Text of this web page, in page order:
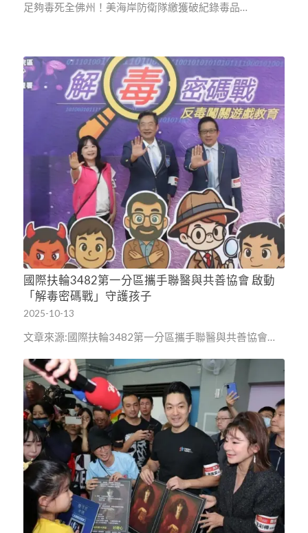
足夠毒死全佛州！美海岸防衛隊繳獲破紀錄毒品…
國際扶輪3482第一分區攜手聯醫與共善協會 啟動
「解毒密碼戰」守護孩子
2025-10-13
文章來源:國際扶輪3482第一分區攜手聯醫與共善協會…